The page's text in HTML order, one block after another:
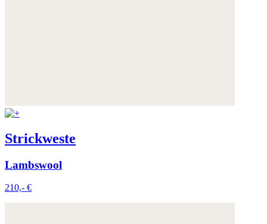
Strickweste
Lambswool
210,- €